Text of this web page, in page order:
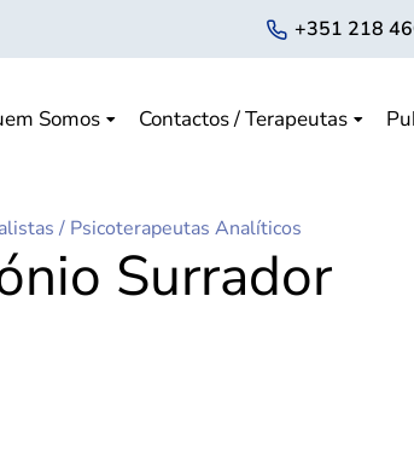
+351 218
Somos Contactos / Terapeutas
/ Psicoterapeutas Analíticos
Surrador